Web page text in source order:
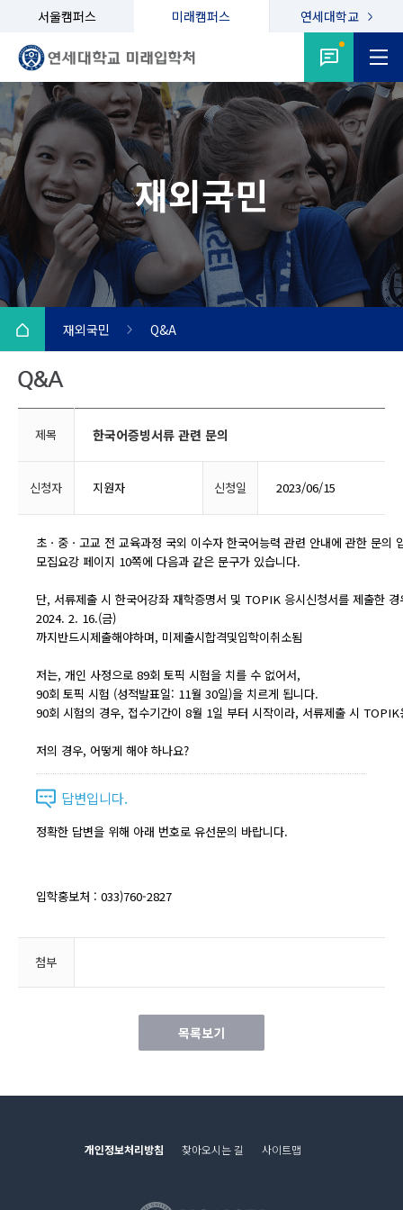
서울캠퍼스 미래캠퍼스 연세대학교
재외국민
재외국민 Q&A
제목 한국어증빙서류 관련 문의
신청자 지원자 신청일 2023/06/15
초ㆍ중ㆍ고교 전 교육과정 국외 이수자 한국어능력 관련 안내에 관한 문의
모집요강 페이지 10쪽에 다음과 같은 문구가 있습니다.
단, 서류제출 시 한국어강좌 재학증명서 및 TOPIK 응시신청서를 제출한
2024. 2. 16.(금)
까지반드시제출해야하며, 미제출시합격및입학이취소됨
저는, 개인 사정으로 89회 토픽 시험을 치를 수 없어서,
90회 토픽 시험 (성적발표일: 11월 30일)을 치르게 됩니다.
90회 시험의 경우, 접수기간이 8월 1일 부터 시작이라, 서류제출 시
저의 경우, 어떻게 해야 하나요?
답변입니다.
정확한 답변을 위해 아래 번호로 유선문의 바랍니다.
입학홍보처 : 033)760-2827
첨부
목록보기
개인정보처리방침 찾아오시는 길 사이트맵